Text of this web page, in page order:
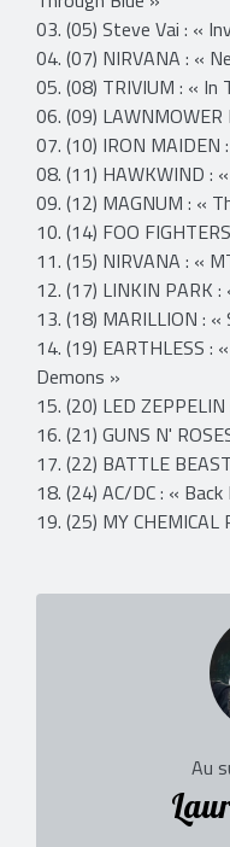
03. (05) Steve Vai : «
04. (07) NIRVANA : «
05. (08) TRIVIUM : «
06. (09)
07. (10) IRON MAIDEN
08. (11) HAWKWIND :
09. (12) MAGNUM : «
10. (14) FOO
11. (15) NIRVANA : «
12. (17) LINKIN PARK
13. (18) MARILLION :
14. (19) EARTHLESS :
Demons »
15. (20) LED
16. (21) GUNS N'
17. (22) BATTLE
18. (24) AC/DC : « Back
19. (25) MY
Au